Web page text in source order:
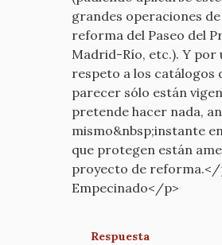
grandes operaciones
reforma del Paseo del
Madrid-Río, etc.). Y
respeto a los catálogos
parecer sólo están
pretende hacer nada,
mismo&nbsp;instante
que protegen están
proyecto de
Empecinado</p>
Respuesta